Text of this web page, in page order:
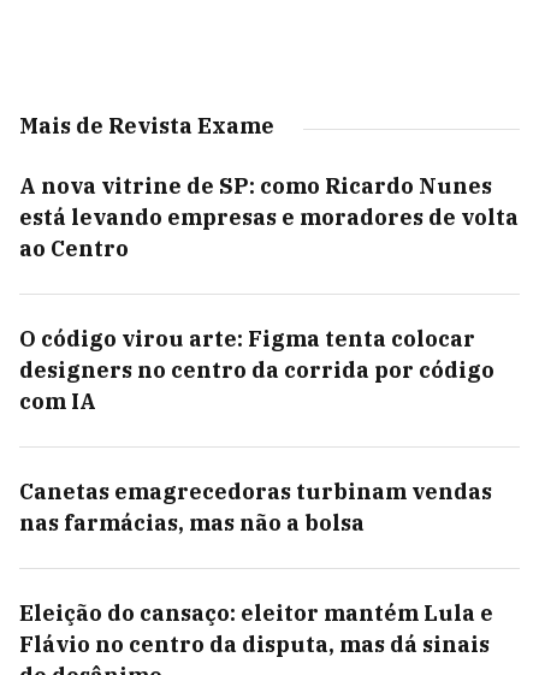
Mais de Revista Exame
A nova vitrine de SP: como Ricardo Nunes
está levando empresas e moradores de volta
ao Centro
O código virou arte: Figma tenta colocar
designers no centro da corrida por código
com IA
Canetas emagrecedoras turbinam vendas
nas farmácias, mas não a bolsa
Eleição do cansaço: eleitor mantém Lula e
Flávio no centro da disputa, mas dá sinais